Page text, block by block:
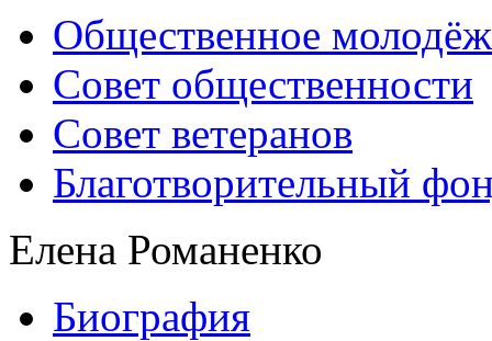
Общественное
Совет общественности
Совет ветеранов
Благотворительный
Елена Романенко
Биография